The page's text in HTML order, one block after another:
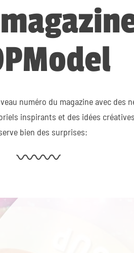
numéro du magazine avec des
inspirants et des idées
bien des surprises: